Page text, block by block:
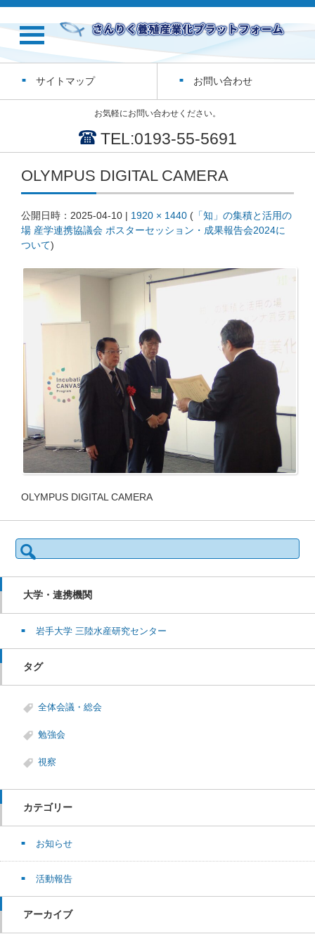
サイトマップ お問い合わせ
お気軽にお問い合わせください。
TEL:0193-55-5691
OLYMPUS DIGITAL CAMERA
公開日時： 2025-04-10 | 1920 × 1440 ( 「知」の集積と活用の
場 産学連携協議会 ポスターセッション・成果報告会2024に
ついて)
OLYMPUS DIGITAL CAMERA
検
索:
大学・連携機関
岩手大学 三陸水産研究センター
タグ
全体会議・総会
勉強会
視察
カテゴリー
お知らせ
活動報告
アーカイブ